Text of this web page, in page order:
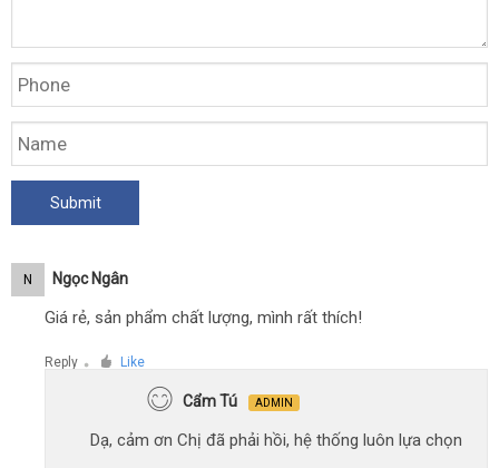
N Ngọc Ngân
Giá rẻ, sản phẩm chất lượng, mình rất thích!
Reply ● Like
Cẩm Tú ADMIN
Dạ, cảm ơn Chị đã phải hồi, hệ thống luôn lựa chọn